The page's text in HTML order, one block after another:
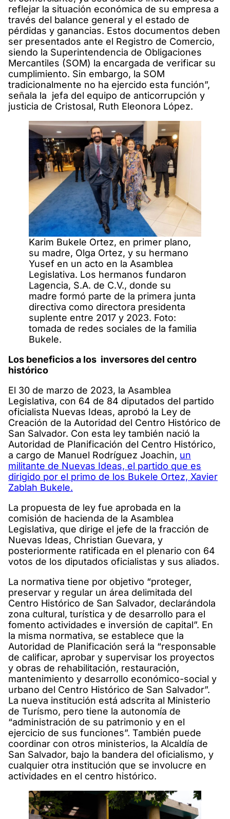
reflejar la situación económica de su empresa a
través del balance general y el estado de
pérdidas y ganancias. Estos documentos deben
ser presentados ante el Registro de Comercio,
siendo la Superintendencia de Obligaciones
Mercantiles (SOM) la encargada de verificar su
cumplimiento. Sin embargo, la SOM
tradicionalmente no ha ejercido esta función”,
señala la jefa del equipo de anticorrupción y
justicia de Cristosal, Ruth Eleonora López.
Karim Bukele Ortez, en primer plano,
su madre, Olga Ortez, y su hermano
Yusef en un acto en la Asamblea
Legislativa. Los hermanos fundaron
Lagencia, S.A. de C.V., donde su
madre formó parte de la primera junta
directiva como directora presidenta
suplente entre 2017 y 2023. Foto:
tomada de redes sociales de la familia
Bukele.
Los beneficios a los inversores del centro
histórico
El 30 de marzo de 2023, la Asamblea
Legislativa, con 64 de 84 diputados del partido
oficialista Nuevas Ideas, aprobó la Ley de
Creación de la Autoridad del Centro Histórico de
San Salvador. Con esta ley también nació la
Autoridad de Planificación del Centro Histórico,
a cargo de Manuel Rodríguez Joachin, un
militante de Nuevas Ideas, el partido que es
dirigido por el primo de los Bukele Ortez, Xavier
Zablah Bukele.
La propuesta de ley fue aprobada en la
comisión de hacienda de la Asamblea
Legislativa, que dirige el jefe de la fracción de
Nuevas Ideas, Christian Guevara, y
posteriormente ratificada en el plenario con 64
votos de los diputados oficialistas y sus aliados.
La normativa tiene por objetivo “proteger,
preservar y regular un área delimitada del
Centro Histórico de San Salvador, declarándola
zona cultural, turística y de desarrollo para el
fomento actividades e inversión de capital”. En
la misma normativa, se establece que la
Autoridad de Planificación será la “responsable
de calificar, aprobar y supervisar los proyectos
y obras de rehabilitación, restauración,
mantenimiento y desarrollo económico-social y
urbano del Centro Histórico de San Salvador”.
La nueva institución está adscrita al Ministerio
de Turísmo, pero tiene la autonomía de
“administración de su patrimonio y en el
ejercicio de sus funciones”. También puede
coordinar con otros ministerios, la Alcaldía de
San Salvador, bajo la bandera del oficialismo, y
cualquier otra institución que se involucre en
actividades en el centro histórico.